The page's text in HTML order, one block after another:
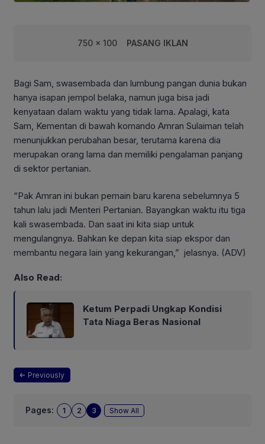
750 x 100 PASANG IKLAN
Bagi Sam, swasembada dan lumbung pangan dunia bukan
hanya isapan jempol belaka, namun juga bisa jadi
kenyataan dalam waktu yang tidak lama. Apalagi, kata
Sam, Kementan di bawah komando Amran Sulaiman telah
menunjukkan perubahan besar, terutama karena dia
merupakan orang lama dan memiliki pengalaman panjang
di sektor pertanian.
“Pak Amran ini bukan pemain baru karena sebelumnya 5
tahun lalu jadi Menteri Pertanian. Bayangkan waktu itu tiga
kali swasembada. Dan saat ini kita siap untuk
mengulangnya. Bahkan ke depan kita siap ekspor dan
membantu negara lain yang kekurangan,” jelasnya. (ADV)
Also Read:
Ketum Perpadi Ungkap Kondisi
Tata Niaga Beras Nasional
Previously
Pages: 1 2 3 Show All